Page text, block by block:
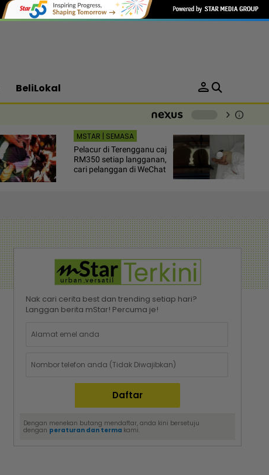
BeliLokal person
chevron_right info
MSTAR | SEMASA
Pelacur di Terengganu caj
RM350 setiap langganan,
cari pelanggan di WeChat
Nak cari cerita best dan trending setiap hari?
Langgan berita mStar! Percuma je!
Dengan menekan butang mendaftar, anda kini bersetuju
dengan peraturan dan terma kami.